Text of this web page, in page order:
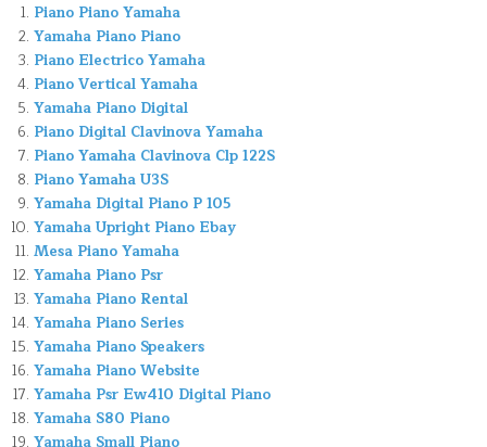
Piano Piano Yamaha
Yamaha Piano Piano
Piano Electrico Yamaha
Piano Vertical Yamaha
Yamaha Piano Digital
Piano Digital Clavinova Yamaha
Piano Yamaha Clavinova Clp 122S
Piano Yamaha U3S
Yamaha Digital Piano P 105
Yamaha Upright Piano Ebay
Mesa Piano Yamaha
Yamaha Piano Psr
Yamaha Piano Rental
Yamaha Piano Series
Yamaha Piano Speakers
Yamaha Piano Website
Yamaha Psr Ew410 Digital Piano
Yamaha S80 Piano